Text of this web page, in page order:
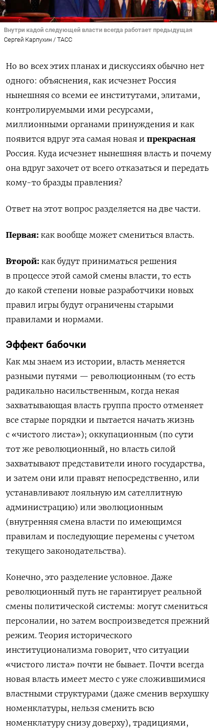
Внутри кадой следующей власти всегда работает предыдущая
Сергей Карпухин / ТАСС
Но во всех этих планах и дискуссиях обычно нет
одного: объяснения, как исчезнет Россия
нынешняя со всеми ее институтами, элитами,
контролируемыми ими ресурсами,
миллионными органами принуждения и как
появится вдруг эта самая новая и прекрасная
Россия. Куда исчезнет нынешняя власть и почему
она вдруг захочет от всего отказаться и передать
кому-то бразды правления?
Ответ на этот вопрос разделяется на две части.
Первая: как вообще может смениться власть.
Второй: как будут приниматься решения
в процессе этой самой смены власти, то есть
до какой степени новые разработчики новых
правил игры будут ограничены старыми
правилами и нормами.
Эффект бабочки
Как мы знаем из истории, власть меняется
разными путями — революционным (то есть
радикально насильственным, когда некая
захватывающая власть группа просто отменяет
все старые порядки и пытается начать жизнь
с «чистого листа»); оккупационным (по сути
тот же революционный, но власть силой
захватывают представители иного государства,
и затем они или правят непосредственно, или
устанавливают лояльную им сателлитную
администрацию) или эволюционным
(внутренняя смена власти по имеющимся
правилам и последующие перемены с учетом
текущего законодательства).
Конечно, это разделение условное. Даже
революционный путь не гарантирует реальной
смены политической системы: могут смениться
персоналии, но затем воспроизведется прежний
режим. Теория исторического
институционализма говорит, что ситуации
«чистого листа» почти не бывает. Почти всегда
новая власть имеет место с уже сложившимися
властными структурами (даже сменив верхушку
номенклатуры, нельзя сменить всю
номенклатуру снизу доверху), традициями,